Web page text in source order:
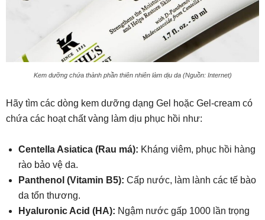
Kem dưỡng chứa thành phần thiên nhiên làm dịu da (Nguồn: Internet)
Hãy tìm các dòng kem dưỡng dạng Gel hoặc Gel-cream có
chứa các hoạt chất vàng làm dịu phục hồi như:
Centella Asiatica (Rau má): Kháng viêm, phục hồi hàng
rào bảo vệ da.
Panthenol (Vitamin B5): Cấp nước, làm lành các tế bào
da tổn thương.
Hyaluronic Acid (HA): Ngậm nước gấp 1000 lần trọng